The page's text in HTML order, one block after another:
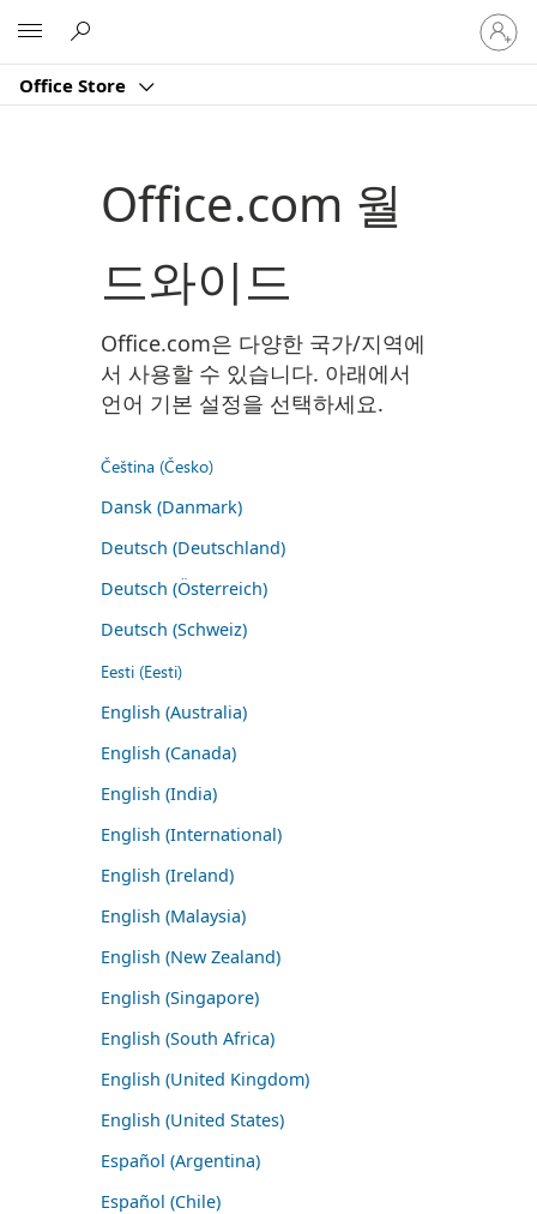
Office Store
귀
하
계
Office.com 월
드와이드
Office.com은 다양한 국가/지역에
서 사용할 수 있습니다. 아래에서
언어 기본 설정을 선택하세요.
Čeština (Česko)
Dansk (Danmark)
Deutsch (Deutschland)
Deutsch (Österreich)
Deutsch (Schweiz)
Eesti (Eesti)
English (Australia)
English (Canada)
English (India)
English (International)
English (Ireland)
English (Malaysia)
English (New Zealand)
English (Singapore)
English (South Africa)
English (United Kingdom)
English (United States)
Español (Argentina)
Español (Chile)